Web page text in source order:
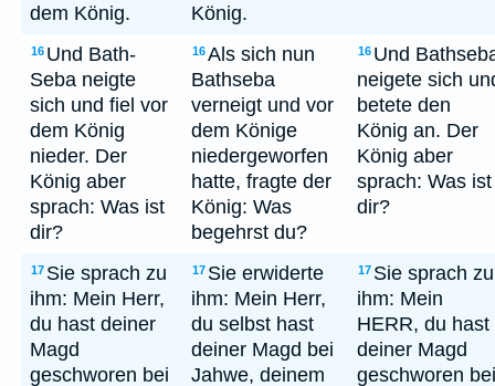
dem König.
König.
16 Und Bath-
Seba neigte
sich und fiel vor
dem König
nieder. Der
König aber
sprach: Was ist
dir?
16Als sich nun
Bathseba
verneigt und vor
dem Könige
niedergeworfen
hatte, fragte der
König: Was
begehrst du?
16 Und
neigete sich
betete den
König an. Der
König aber
sprach: Was ist
dir?
17 Sie sprach zu
ihm: Mein Herr,
du hast deiner
Magd
geschworen bei
17 Sie erwiderte
ihm: Mein Herr,
du selbst hast
deiner Magd bei
Jahwe, deinem
17 Sie sprach zu
ihm: Mein
HERR, du hast
deiner Magd
geschworen bei